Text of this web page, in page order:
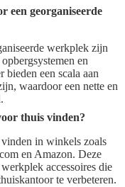
een georganiseerde
werkplek zijn
en
een scala aan
waardoor een nette en
thuis vinden?
in winkels zoals
en Amazon. Deze
accessoires die
te verbeteren.